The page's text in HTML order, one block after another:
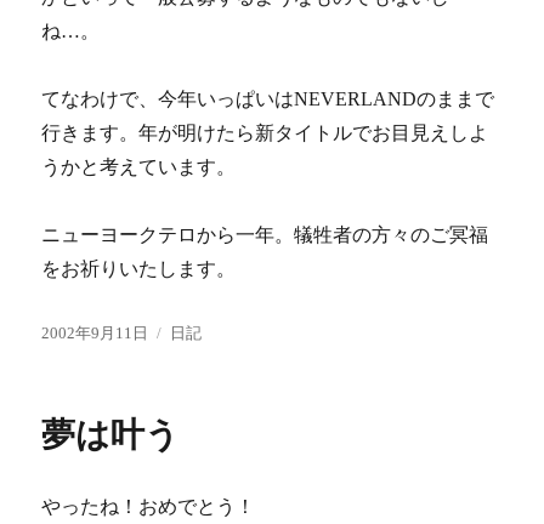
ね…。
てなわけで、今年いっぱいはNEVERLANDのままで
行きます。年が明けたら新タイトルでお目見えしよ
うかと考えています。
ニューヨークテロから一年。犠牲者の方々のご冥福
をお祈りいたします。
投
2002年9月11日
カ
ー
日記
夢は叶う
やったね！おめでとう！